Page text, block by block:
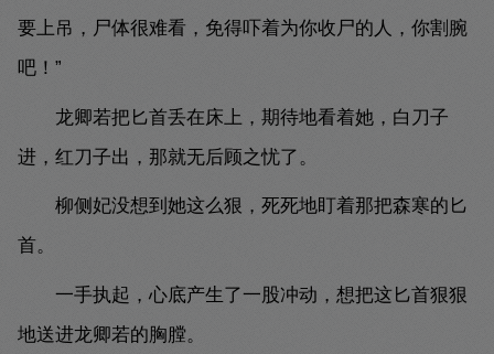
要上吊，尸体很难看，免得吓着为你收尸的人，你割腕
吧！”
龙卿若把匕首丢在床上，期待地看着她，白刀子
进，红刀子出，那就无后顾之忧了。
柳侧妃没想到她这么狠，死死地盯着那把森寒的匕
首。
一手执起，心底产生了一股冲动，想把这匕首狠狠
地送进龙卿若的胸膛。